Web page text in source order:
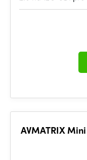
AVMATRIX